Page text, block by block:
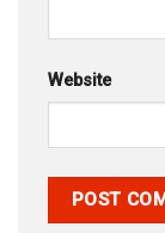
Website